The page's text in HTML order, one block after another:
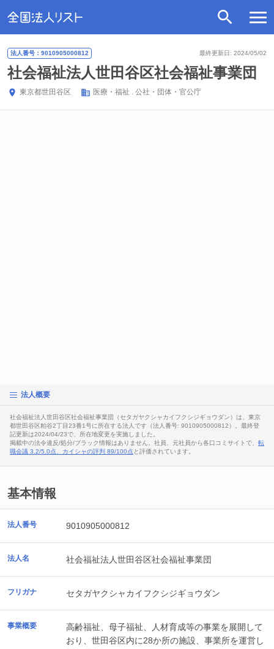
最終更新日: 2024/05/02
法人番号：9010905000812
社会福祉法人世田谷区社会福祉事業団
東京都世田谷区 医療・福祉 公社・団体・官公庁
法人概要
社会福祉法人世田谷区社会福祉事業団（セタガヤクシャカイフクシジギョウダン）は、東京
都世田谷区粕谷2丁目23番1号に所在する法人です（法人番号: 9010905000812）。最終登
記更新は2024/04/23で、所在地変更を実施しました。
掲載中の法令違反/処分/ブラック情報はありません。社員、元社員から各口コミサイトで、 転
職会議 3.2/5.0点、カイシャの評判 89/100点 と評価されています。
基本情報
法人番号 9010905000812
法人名 社会福祉法人世田谷区社会福祉事業団
フリガナ セタガヤクシャカイフクシジギョウダン
事業概要
高齢福祉、母子福祉、人材育成等の事業を展開して
おり、世田谷区内に28か所の施設、事業所を運営し